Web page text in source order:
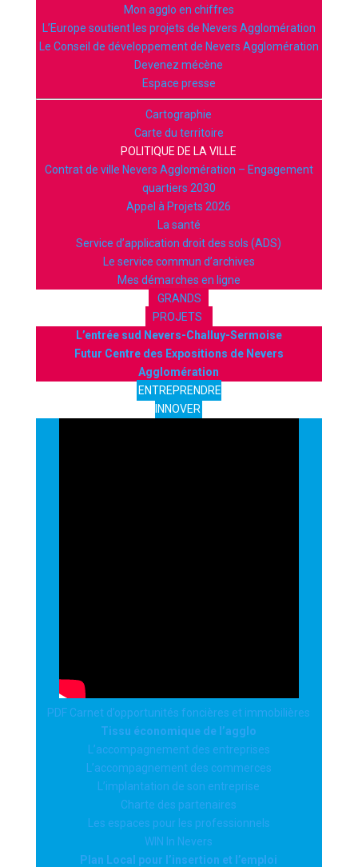
Mon agglo en chiffres
L’Europe soutient les projets de Nevers Agglomération
Le Conseil de développement de Nevers Agglomération
Devenez mécène
Espace presse
Cartographie
Carte du territoire
POLITIQUE DE LA VILLE
Contrat de ville Nevers Agglomération – Engagement
quartiers 2030
Appel à Projets 2026
La santé
Service d’application droit des sols (ADS)
Le service commun d’archives
Mes démarches en ligne
GRANDS
PROJETS
L’entrée sud Nevers-Challuy-Sermoise
Futur Centre des Expositions de Nevers
Agglomération
ENTREPRENDRE
INNOVER
PDF Carnet d’opportunités foncières et immobilières
Tissu économique de l’agglo
L’accompagnement des entreprises
L’accompagnement des commerces
L’implantation de son entreprise
Charte des partenaires
Les espaces pour les professionnels
WIN In Nevers
Plan Local pour l’insertion et l’emploi